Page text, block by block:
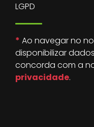
LGPD
* Ao navegar no
disponibilizar
concorda com a
privacidade.